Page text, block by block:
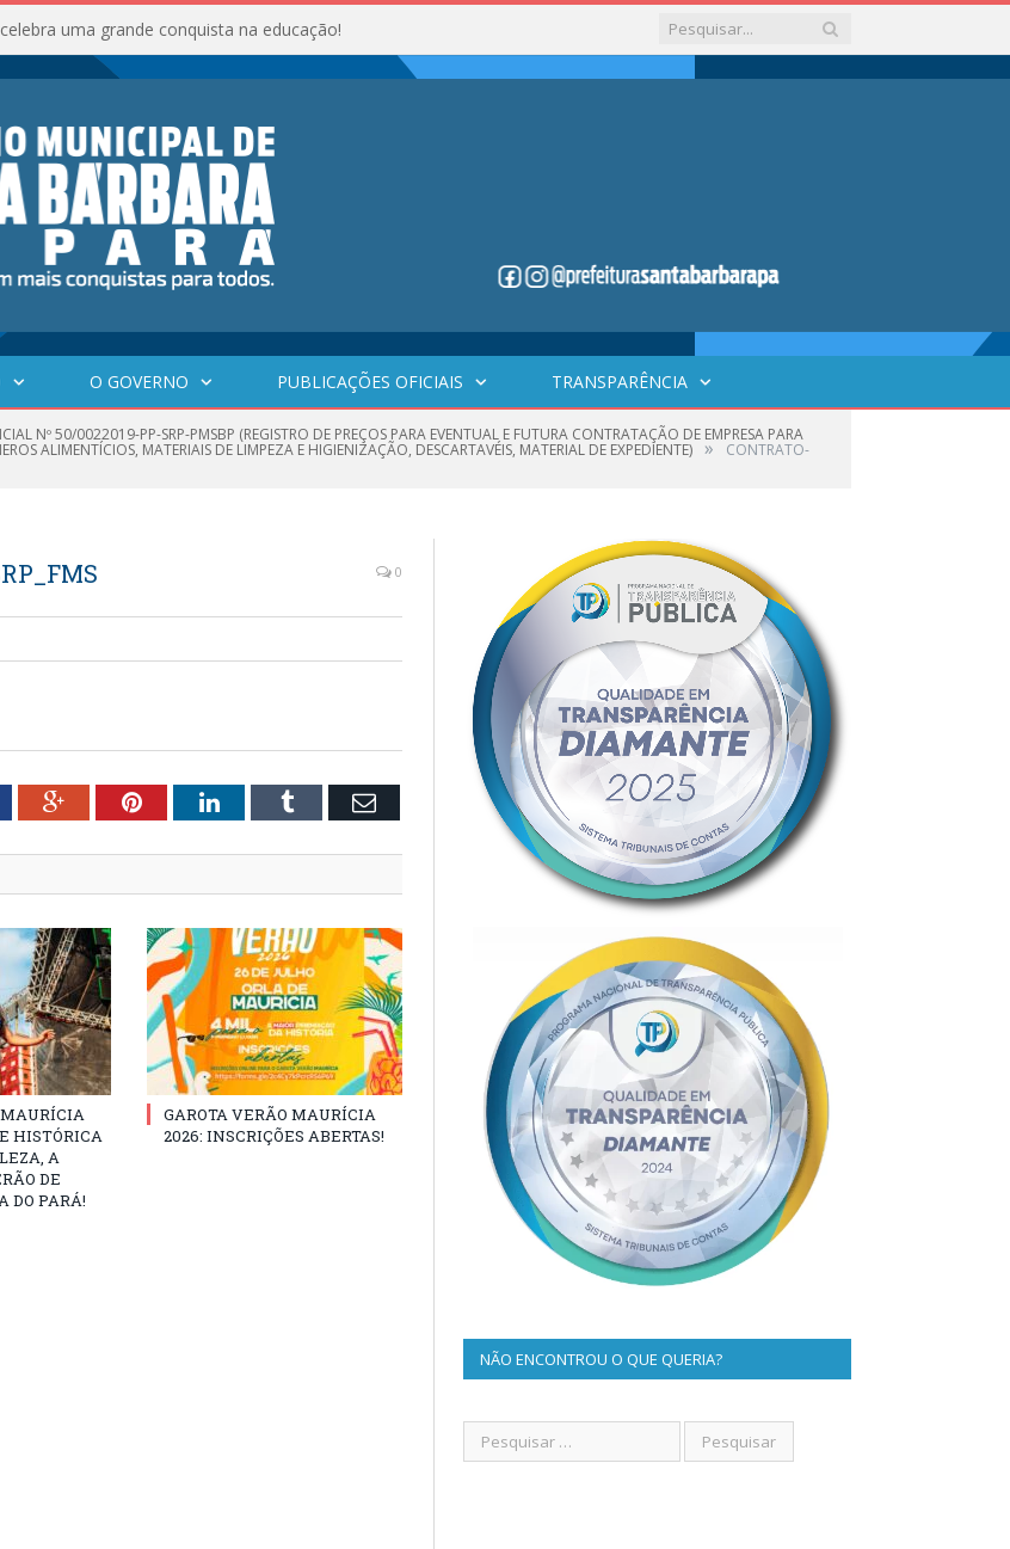
uma grande conquista na educação!
O GOVERNO PUBLICAÇÕES OFICIAIS TRANSPARÊNCIA
Nº 50/0022019-PP-SRP-PMSBP (REGISTRO DE PREÇOS PARA EVENTUAL E FUTURA CONTRATAÇÃO DE EMPRESA PARA
ALIMENTÍCIOS, MATERIAIS DE LIMPEZA E HIGIENIZAÇÃO, DESCARTAVÉIS, MATERIAL DE EXPEDIENTE) » CONTRATO-
0
Google+PinterestLinkedInTumblr Email
MAURÍCIA
HISTÓRICA
A
DE
DO PARÁ!
GAROTA VERÃO MAURÍCIA
2026: INSCRIÇÕES ABERTAS!
NÃO ENCONTROU O QUE QUERIA?